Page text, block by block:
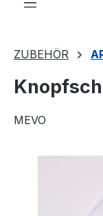
ZUBEHÖR
MEVO